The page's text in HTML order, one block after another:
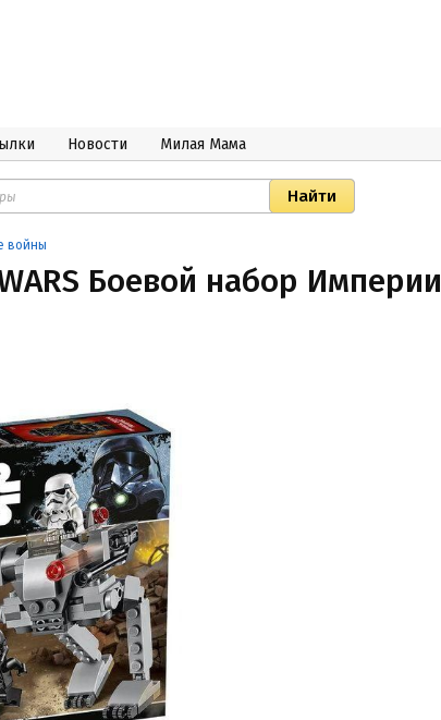
Новости Милая Мама
войны
Боевой набор Империи